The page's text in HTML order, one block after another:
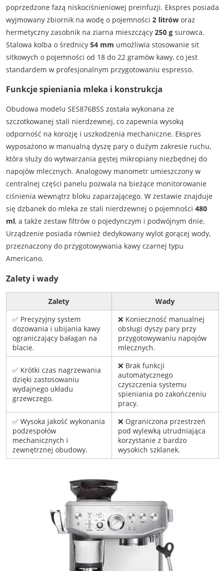
poprzedzone fazą niskociśnieniowej preinfuzji. Ekspres posiada
wyjmowany zbiornik na wodę o pojemności 2 litróworaz
hermetyczny zasobnik na ziarna mieszczący 250 gsurowca.
Stalowa kolba o średnicy 54 mm umożliwia stosowanie sit
sitkowych o pojemności od 18 do 22 gramów kawy, co jest
standardem w profesjonalnym przygotowaniu espresso.
Funkcje spieniania mleka i konstrukcja
Obudowa modelu SES876BSS została wykonana ze
szczotkowanej stali nierdzewnej, co zapewnia wysoką
odporność na korozję i uszkodzenia mechaniczne. Ekspres
wyposażono w manualną dyszę pary o dużym zakresie ruchu,
która służy do wytwarzania gęstej mikropiany niezbędnej do
napojów mlecznych. Analogowy manometr umieszczony w
centralnej części panelu pozwala na bieżące monitorowanie
ciśnienia wewnątrz bloku zaparzającego. W zestawie znajduje
się dzbanek do mleka ze stali nierdzewnej o pojemności 480
ml, a także zestaw filtrów o pojedynczym i podwójnym dnie.
Urządzenie posiada również dedykowany wylot gorącej wody,
przeznaczony do przygotowywania kawy czarnej typu
Americano.
Zalety i wady
Zalety
Wady
✅ Precyzyjny system
dozowania i ubijania kawy
ograniczający bałagan na
blacie.
❌ Konieczność manualnej
obsługi dyszy pary przy
przygotowywaniu napojów
mlecznych.
✅ Krótki czas nagrzewania
dzięki zastosowaniu
wydajnego układu
grzewczego.
❌ Brak funkcji
automatycznego
czyszczenia systemu
spieniania po zakończeniu
pracy.
✅ Wysoka jakość wykonania
podzespołów
mechanicznych i
zewnętrznej obudowy.
❌ Ograniczona przestrzeń
pod wylewką utrudniająca
korzystanie z bardzo
wysokich szklanek.